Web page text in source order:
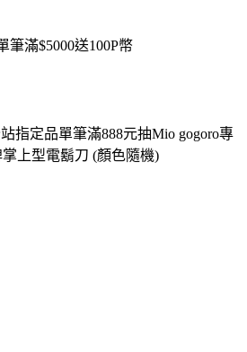
筆滿$5000送100P幣
站指定品單筆滿888元抽Mio gogoro專
上型電鬍刀 (顏色隨機)